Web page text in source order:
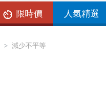
限時價 人氣精選
減少不平等